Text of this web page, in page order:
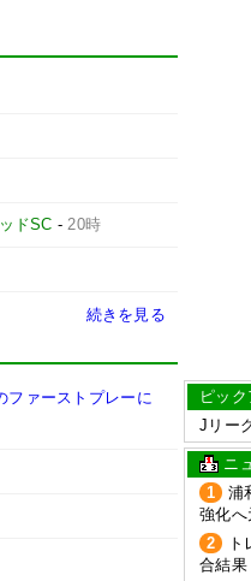
ドSC -20時
続きを見る
ファーストプレーに
ピッ
Jリー
ニ
1
浦
強化へ
2
合結果